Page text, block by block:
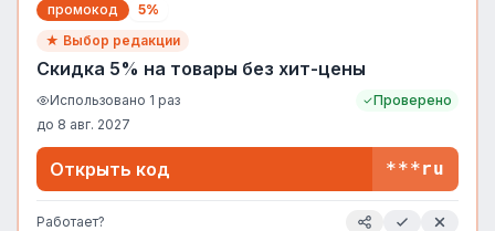
промокод
5%
★ Выбор редакции
Скидка 5% на товары без хит-цены
Использовано 1 раз
Проверено
до 8 авг. 2027
Открыть код ***ru
Работает?